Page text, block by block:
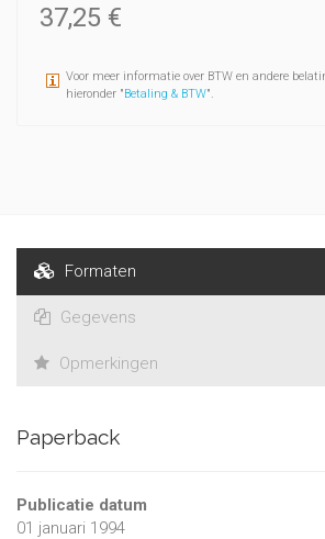
limité de catégories littéraires pour
d'âme, sa mentalité ou sa vision du
lecteur établit la communication
37,25 €
Voor meer informatie over BTW en andere
hieronder "Betaling & BTW".
Formaten
Gegevens
Opmerkingen
Paperback
Publicatie datum
01 januari 1994